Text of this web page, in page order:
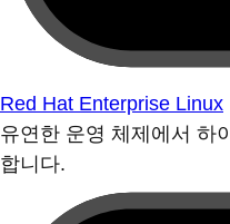
Red Hat Enterprise Linux
유연한 운영 체제에서 하
합니다.